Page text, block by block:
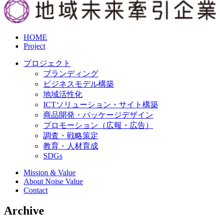
HOME
Project
プロジェクト
ブランディング
ビジネスモデル構築
地域活性化
ICTソリューション・サイト構築
商品開発・パッケージデザイン
プロモーション（広報・広告）
調査・戦略策定
教育・人材育成
SDGs
Mission & Value
About Noise Value
Contact
Archive